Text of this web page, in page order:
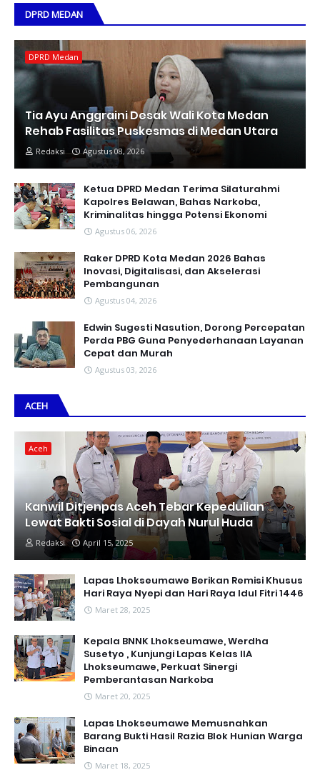
DPRD MEDAN
DPRD Medan
Tia Ayu Anggraini Desak Wali Kota Medan
Rehab Fasilitas Puskesmas di Medan Utara
Redaksi Agustus 08, 2026
Ketua DPRD Medan Terima Silaturahmi
Kapolres Belawan, Bahas Narkoba,
Kriminalitas hingga Potensi Ekonomi
Agustus 06, 2026
Raker DPRD Kota Medan 2026 Bahas
Inovasi, Digitalisasi, dan Akselerasi
Pembangunan
Agustus 04, 2026
Edwin Sugesti Nasution, Dorong Percepatan
Perda PBG Guna Penyederhanaan Layanan
Cepat dan Murah
Agustus 03, 2026
ACEH
Aceh
Kanwil Ditjenpas Aceh Tebar Kepedulian
Lewat Bakti Sosial di Dayah Nurul Huda
Redaksi April 15, 2025
Lapas Lhokseumawe Berikan Remisi Khusus
Hari Raya Nyepi dan Hari Raya Idul Fitri 1446
Maret 28, 2025
Kepala BNNK Lhokseumawe, Werdha
Susetyo , Kunjungi Lapas Kelas IIA
Lhokseumawe, Perkuat Sinergi
Pemberantasan Narkoba
Maret 20, 2025
Lapas Lhokseumawe Memusnahkan
Barang Bukti Hasil Razia Blok Hunian Warga
Binaan
Maret 18, 2025